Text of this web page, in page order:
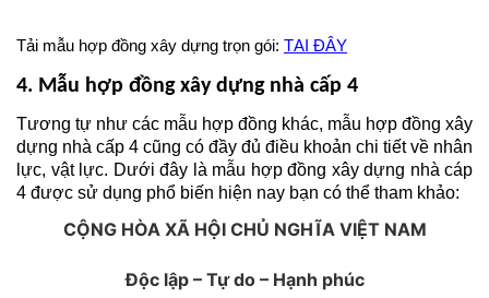
Tải mẫu hợp đồng xây dựng trọn gói: TẠI ĐÂY
4. Mẫu hợp đồng xây dựng nhà cấp 4
Tương tự như các mẫu hợp đồng khác, mẫu hợp đồng xây
dựng nhà cấp 4 cũng có đầy đủ điều khoản chi tiết về nhân
lực, vật lực. Dưới đây là mẫu hợp đồng xây dựng nhà cáp
4 được sử dụng phổ biến hiện nay bạn có thể tham khảo:
CỘNG HÒA XÃ HỘI CHỦ NGHĨA VIỆT NAM
Độc lập – Tự do – Hạnh phúc